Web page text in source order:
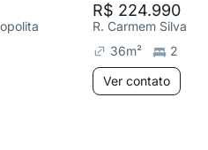
R$ 224.990
R. Carmem Silva,
36m²
2
Ver contato